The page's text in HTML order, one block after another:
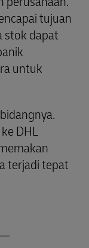
tujuan
stok dapat
untuk
DHL
terjadi tepat